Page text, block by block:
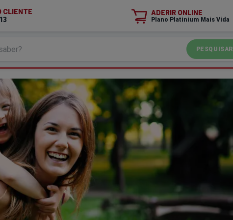
CLIENTE
ADERIR ONLINE
Plano Platinium Mais Vida
PESQUISAR